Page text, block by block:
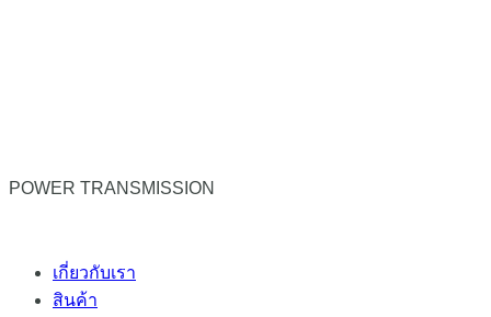
POWER TRANSMISSION
เกี่ยวกับเรา
สินค้า